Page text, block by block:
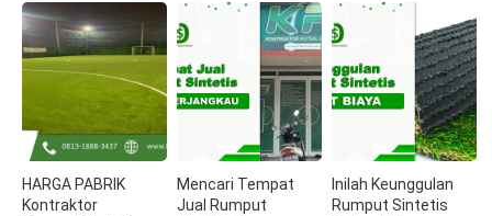
HARGA PABRIK
Kontraktor
Mencari Tempat
Jual Rumput
Inilah Keunggulan
Rumput Sintetis